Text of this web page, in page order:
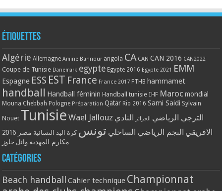
Étiquettes
Algérie Allemagne Amine Bannour angola CA CAN CAN 2016 CAN2022
Coupe de Tunisie Danemark egypte Egypte 2016 Egypte 2021 EMM
Espagne ESS EST France France 2017 FTHB hammamet
handball Handball féminin Handball tunisie IHF Maroc mondial
Mouna Chebbah Pologne Préparation Qatar Rio 2016 Sami Saidi Sylvain
Nouet Tunisie Wael Jallouz الترجي الرياضي الجزائر النادي
الافريقي النجم الرياضي الساحلي تونس كرة اليد النسائية مصر 2016
مكارم المهدية وائل جلوز
Catégories
Beach handball Cahier technique Championnat